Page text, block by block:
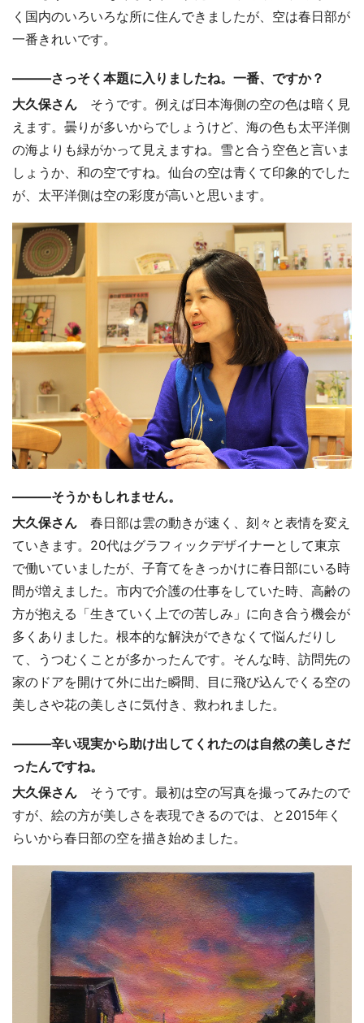
く国内のいろいろな所に住んできましたが、空は春日部が
一番きれいです。
―――さっそく本題に入りましたね。一番、ですか？
大久保さん そうです。例えば日本海側の空の色は暗く見
えます。曇りが多いからでしょうけど、海の色も太平洋側
の海よりも緑がかって見えますね。雪と合う空色と言いま
しょうか、和の空ですね。仙台の空は青くて印象的でした
が、太平洋側は空の彩度が高いと思います。
―――そうかもしれません。
大久保さん 春日部は雲の動きが速く、刻々と表情を変え
ていきます。20代はグラフィックデザイナーとして東京
で働いていましたが、子育てをきっかけに春日部にいる時
間が増えました。市内で介護の仕事をしていた時、高齢の
方が抱える「生きていく上での苦しみ」に向き合う機会が
多くありました。根本的な解決ができなくて悩んだりし
て、うつむくことが多かったんです。そんな時、訪問先の
家のドアを開けて外に出た瞬間、目に飛び込んでくる空の
美しさや花の美しさに気付き、救われました。
―――辛い現実から助け出してくれたのは自然の美しさだ
ったんですね。
大久保さん そうです。最初は空の写真を撮ってみたので
すが、絵の方が美しさを表現できるのでは、と2015年く
らいから春日部の空を描き始めました。